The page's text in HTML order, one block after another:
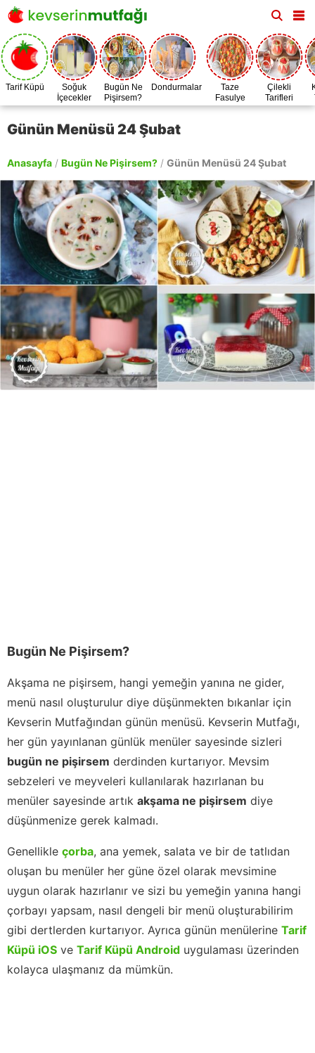
Tarif Küpü
Soğuk
İçecekler
Bugün Ne
Pişirsem?
Dondurmalar
Taze
Fasulye
Zamanı
Çilekli
Tarifleri
Günün Menüsü 24 Şubat
Anasayfa / Bugün Ne Pişirsem? / Günün Menüsü 24 Şubat
Bugün Ne Pişirsem?
Akşama ne pişirsem, hangi yemeğin yanına ne gider,
menü nasıl oluşturulur diye düşünmekten bıkanlar için
Kevserin Mutfağından günün menüsü. Kevserin Mutfağı,
her gün yayınlanan günlük menüler sayesinde sizleri
bugün ne pişirsem derdinden kurtarıyor. Mevsim
sebzeleri ve meyveleri kullanılarak hazırlanan bu
menüler sayesinde artık akşama ne pişirsem diye
düşünmenize gerek kalmadı.
Genellikle çorba, ana yemek, salata ve bir de tatlıdan
oluşan bu menüler her güne özel olarak mevsimine
uygun olarak hazırlanır ve sizi bu yemeğin yanına hangi
çorbayı yapsam, nasıl dengeli bir menü oluşturabilirim
gibi dertlerden kurtarıyor. Ayrıca günün menülerine Tarif
Küpü iOS ve Tarif Küpü Android uygulaması üzerinden
kolayca ulaşmanız da mümkün.